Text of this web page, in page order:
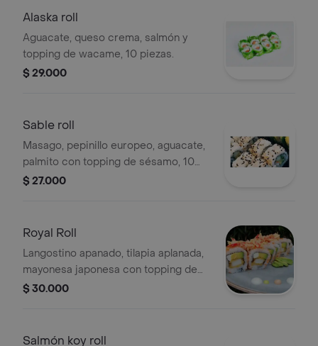
Alaska roll
Aguacate, queso crema, salmón y
topping de wacame, 10 piezas.
$ 29.000
Sable roll
Masago, pepinillo europeo, aguacate,
palmito con topping de sésamo, 10
piezas.
$ 27.000
Royal Roll
Langostino apanado, tilapia aplanada,
mayonesa japonesa con topping de
palmito, 10 piezas.
$ 30.000
Salmón koy roll